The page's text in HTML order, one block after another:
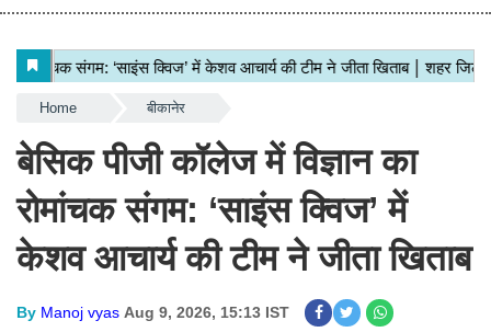
Home बीकानेर
बेसिक पीजी कॉलेज में विज्ञान का
रोमांचक संगम: ‘साइंस क्विज’ में
केशव आचार्य की टीम ने जीता खिताब
By Manoj vyas Aug 9, 2026, 15:13 IST